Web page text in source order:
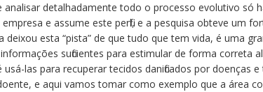
detalhadamente todo o processo evolutivo só
e assume este perfil, e a pesquisa obteve um
esta “pista” de que tudo que tem vida, é uma
suficientes para estimular de forma correta
las para recuperar tecidos danificados por doenças
e aqui vamos tomar como exemplo que a área